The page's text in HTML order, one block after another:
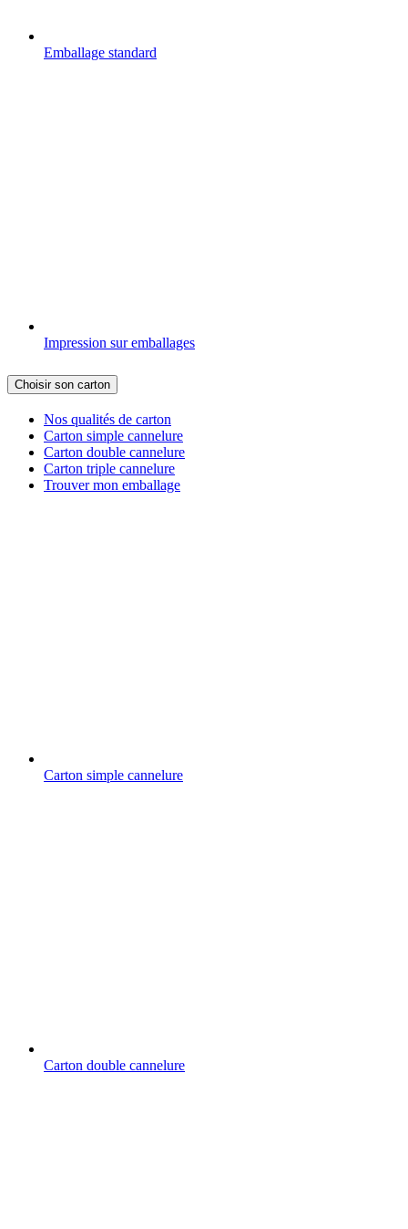
Emballage standard
Impression sur emballages
Choisir son carton
Nos qualités de carton
Carton simple cannelure
Carton double cannelure
Carton triple cannelure
Trouver mon emballage
Carton simple cannelure
Carton double cannelure